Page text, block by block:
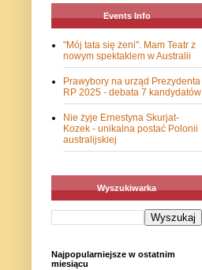
Events Info
"Mój tata się żeni". Mam Teatr z
nowym spektaklem w Australii
Prawybory na urząd Prezydenta
RP 2025 - debata 7 kandydatów
Nie żyje Ernestyna Skurjat-
Kozek - unikalna postać Polonii
australijskiej
Wyszukiwarka
Najpopularniejsze w ostatnim
miesiącu